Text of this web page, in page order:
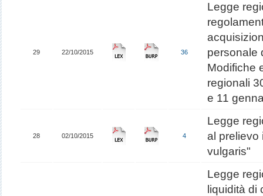
29 22/10/2015 36
Legge
personale
Modifiche
regionali
e 11
28 02/10/2015 4
Legge
al prelievo
vulgaris"
Legge
liquidità di